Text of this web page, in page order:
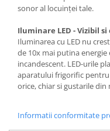
sonor al locuinței tale.
Iluminare LED - Vizibil
Iluminarea cu LED nu
de 10x mai putina
incandescent. LED-urile
aparatului frigorific pentru
orice, chiar si gustarile
Informatii conformitate